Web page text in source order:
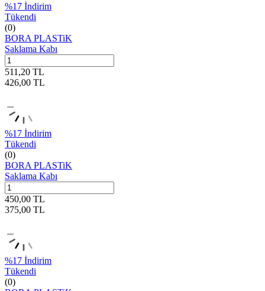
%17 İndirim
Tükendi
(0)
BORA PLASTiK
Saklama Kabı
511,20 TL
426,00 TL
%17 İndirim
Tükendi
(0)
BORA PLASTiK
Saklama Kabı
450,00 TL
375,00 TL
%17 İndirim
Tükendi
(0)